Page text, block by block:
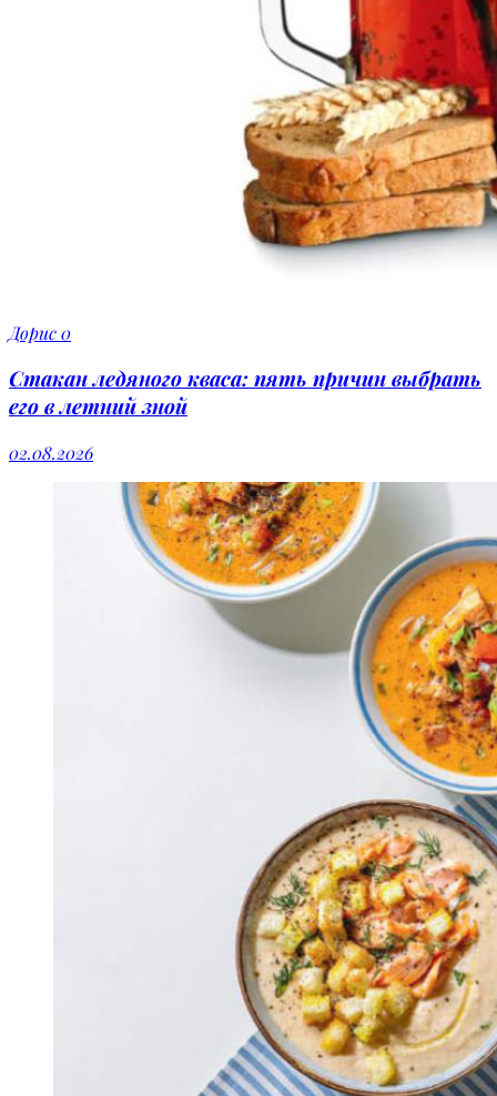
Дорис0
Стакан ледяного кваса: пять причин выбрать
его в летний зной
02.08.2026